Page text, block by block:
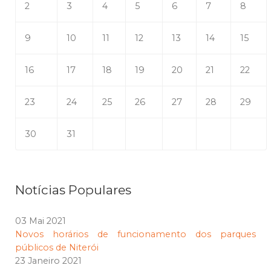
2 3 4 5 6 7 8
9 10 11 12 13 14 15
16 17 18 19 20 21 22
23 24 25 26 27 28 29
30 31
Notícias Populares
03 Mai 2021
Novos horários de funcionamento dos parques
públicos de Niterói
23 Janeiro 2021